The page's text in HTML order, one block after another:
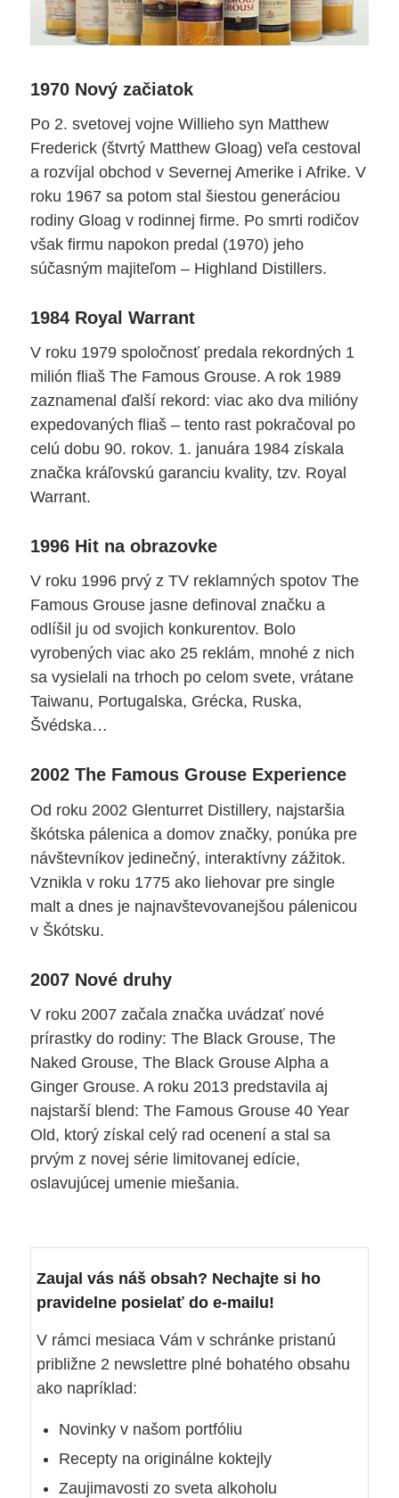
1970 Nový začiatok
Po 2. svetovej vojne Willieho syn Matthew
Frederick (štvrtý Matthew Gloag) veľa cestoval
a rozvíjal obchod v Severnej Amerike i Afrike. V
roku 1967 sa potom stal šiestou generáciou
rodiny Gloag v rodinnej firme. Po smrti rodičov
však firmu napokon predal (1970) jeho
súčasným majiteľom – Highland Distillers.
1984 Royal Warrant
V roku 1979 spoločnosť predala rekordných 1
milión fliaš The Famous Grouse. A rok 1989
zaznamenal ďalší rekord: viac ako dva milióny
expedovaných fliaš – tento rast pokračoval po
celú dobu 90. rokov. 1. januára 1984 získala
značka kráľovskú garanciu kvality, tzv. Royal
Warrant.
1996 Hit na obrazovke
V roku 1996 prvý z TV reklamných spotov The
Famous Grouse jasne definoval značku a
odlíšil ju od svojich konkurentov. Bolo
vyrobených viac ako 25 reklám, mnohé z nich
sa vysielali na trhoch po celom svete, vrátane
Taiwanu, Portugalska, Grécka, Ruska,
Švédska…
2002 The Famous Grouse Experience
Od roku 2002 Glenturret Distillery, najstaršia
škótska pálenica a domov značky, ponúka pre
návštevníkov jedinečný, interaktívny zážitok.
Vznikla v roku 1775 ako liehovar pre single
malt a dnes je najnavštevovanejšou pálenicou
v Škótsku.
2007 Nové druhy
V roku 2007 začala značka uvádzať nové
prírastky do rodiny: The Black Grouse, The
Naked Grouse, The Black Grouse Alpha a
Ginger Grouse. A roku 2013 predstavila aj
najstarší blend: The Famous Grouse 40 Year
Old, ktorý získal celý rad ocenení a stal sa
prvým z novej série limitovanej edície,
oslavujúcej umenie miešania.
Zaujal vás náš obsah? Nechajte si ho
pravidelne posielať do e-mailu!
V rámci mesiaca Vám v schránke pristanú
približne 2 newslettre plné bohatého obsahu
ako napríklad:
Novinky v našom portfóliu
Recepty na originálne koktejly
Zaujimavosti zo sveta alkoholu